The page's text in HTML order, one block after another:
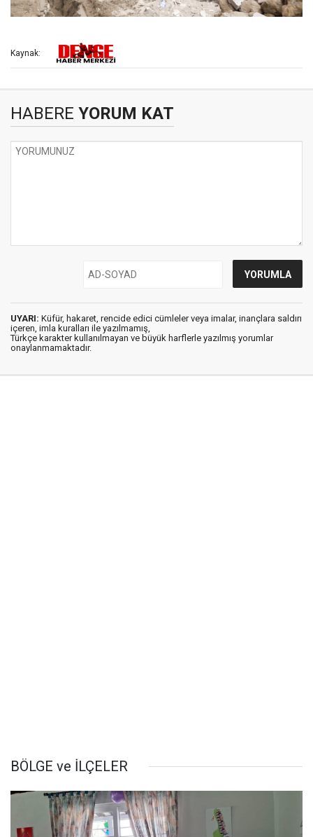
Kaynak:
HABERE YORUM KAT
UYARI: Küfür, hakaret, rencide edici cümleler veya imalar, inançlara saldırı
içeren, imla kuralları ile yazılmamış,
Türkçe karakter kullanılmayan ve büyük harflerle yazılmış yorumlar
onaylanmamaktadır.
BÖLGE ve İLÇELER